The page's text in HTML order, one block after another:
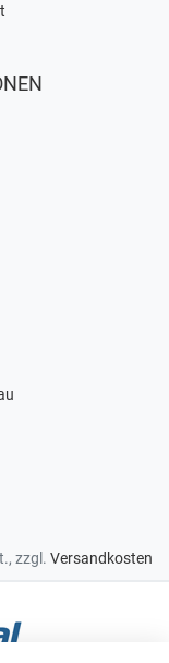
zzgl. Versandkosten